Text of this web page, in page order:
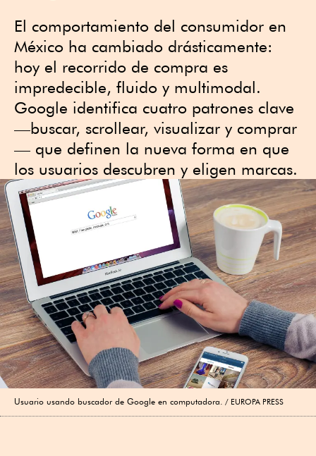
El comportamiento del consumidor en
México ha cambiado drásticamente:
hoy el recorrido de compra es
impredecible, fluido y multimodal.
Google identifica cuatro patrones clave
—buscar, scrollear, visualizar y comprar
— que definen la nueva forma en que
los usuarios descubren y eligen marcas.
Usuario usando buscador de Google en computadora. EUROPA PRESS